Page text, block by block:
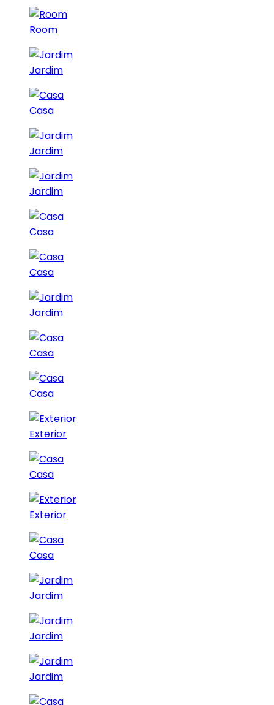
Room
Jardim
Casa
Jardim
Jardim
Casa
Casa
Jardim
Casa
Casa
Exterior
Casa
Exterior
Casa
Jardim
Jardim
Jardim